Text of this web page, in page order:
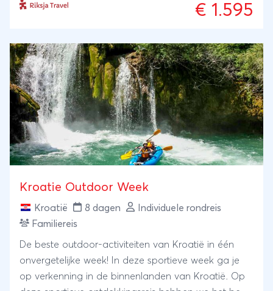
reis vol variatie en ontspanning, met ruimte voor
€ 1.595
Kroatie Outdoor Week
Kroatië 8 dagen
Individuele rondreis
Familiereis
De beste outdoor-activiteiten van Kroatië in één
onvergetelijke week! In deze sportieve week ga je
op verkenning in de binnenlanden van Kroatië. Op